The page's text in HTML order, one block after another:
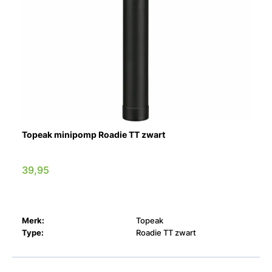
Topeak minipomp Roadie TT zwart
39,95
Merk:
Topeak
Type:
Roadie TT zwart